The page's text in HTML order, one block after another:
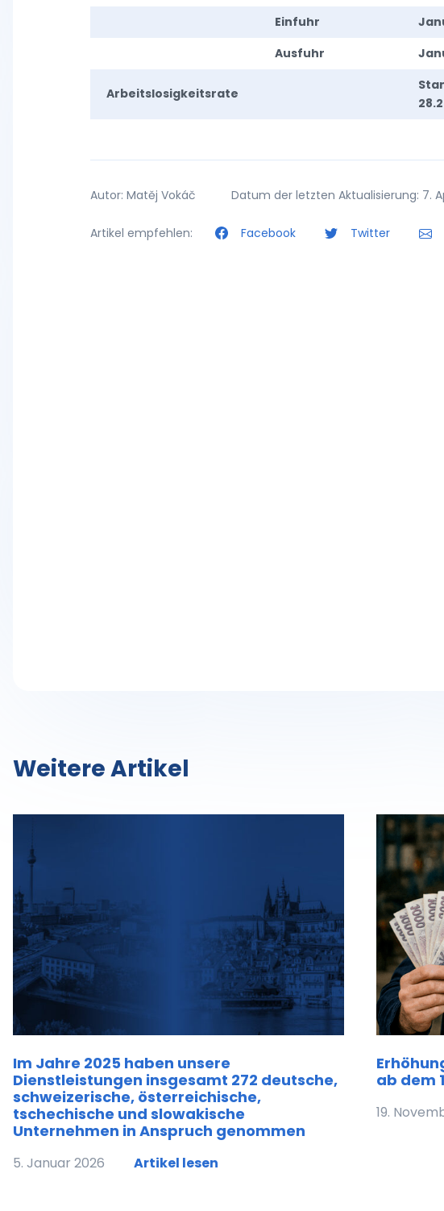
Einfuhr
Ausfuhr
Arbeitslosigkeitsrate
Autor: Matěj Vokáč Datum der letzten Aktualisierung: 7.
Artikel empfehlen: Facebook Twitter
Weitere Artikel
Im Jahre 2025 haben unsere
Dienstleistungen insgesamt 272 deutsche,
schweizerische, österreichische,
tschechische und slowakische
Unternehmen in Anspruch genommen
5. Januar 2026 Artikel lesen
ab dem
19.